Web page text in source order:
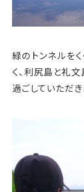
緑のトンネルを
く、利尻島と礼
過ごしていただき